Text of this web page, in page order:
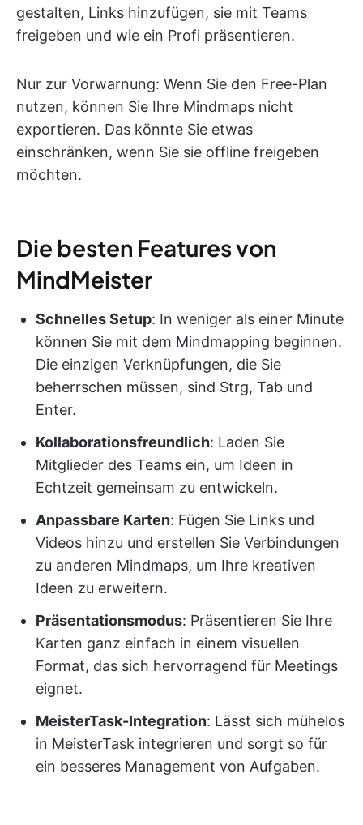
gestalten, Links hinzufügen, sie mit Teams
freigeben und wie ein Profi präsentieren.
Nur zur Vorwarnung: Wenn Sie den Free-Plan
nutzen, können Sie Ihre Mindmaps nicht
exportieren. Das könnte Sie etwas
einschränken, wenn Sie sie offline freigeben
möchten.
Die besten Features von
MindMeister
Schnelles Setup: In weniger als einer Minute
können Sie mit dem Mindmapping beginnen.
Die einzigen Verknüpfungen, die Sie
beherrschen müssen, sind Strg, Tab und
Enter.
Kollaborationsfreundlich: Laden Sie
Mitglieder des Teams ein, um Ideen in
Echtzeit gemeinsam zu entwickeln.
Anpassbare Karten: Fügen Sie Links und
Videos hinzu und erstellen Sie Verbindungen
zu anderen Mindmaps, um Ihre kreativen
Ideen zu erweitern.
Präsentationsmodus: Präsentieren Sie Ihre
Karten ganz einfach in einem visuellen
Format, das sich hervorragend für Meetings
eignet.
MeisterTask-Integration: Lässt sich mühelos
in MeisterTask integrieren und sorgt so für
ein besseres Management von Aufgaben.